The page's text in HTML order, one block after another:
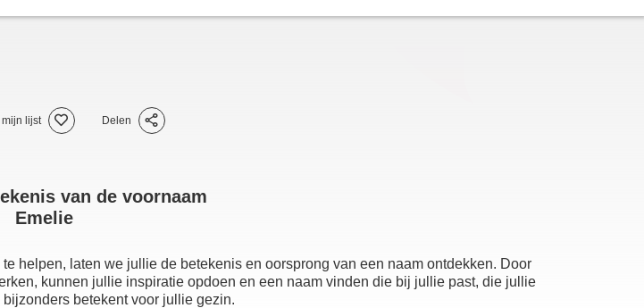
lijst Delen
van de voornaam
Emelie
helpen, laten we jullie de betekenis en oorsprong van een naam ontdekken. Door
kunnen jullie inspiratie opdoen en een naam vinden die bij jullie past, die jullie
betekent voor jullie gezin.